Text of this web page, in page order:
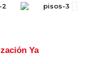
Ya